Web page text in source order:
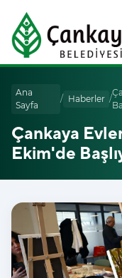
Ana
Sayfa
/ Haberler /
Çankaya
Ekim'de